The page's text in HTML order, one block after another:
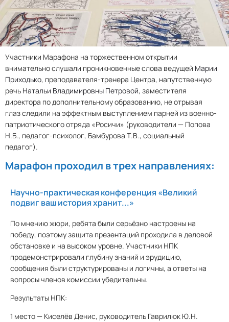
Участники Марафона на торжественном открытии
внимательно слушали проникновенные слова ведущей Марии
Приходько, преподавателя-тренера Центра, напутственную
речь Натальи Владимировны Петровой, заместителя
директора по дополнительному образованию, не отрывая
глаз следили на эффектным выступлением парней из военно-
патриотического отряда «Росичи» (руководители — Попова
Н.Б., педагог-психолог, Бамбурова Т.В., социальный
педагог).
Марафон проходил в трех направлениях:
Научно-практическая конференция «Великий
подвиг ваш история хранит...»
По мнению жюри, ребята были серьёзно настроены на
победу, поэтому защита презентаций проходила в деловой
обстановке и на высоком уровне. Участники НПК
продемонстрировали глубину знаний и эрудицию,
сообщения были структурированы и логичны, а ответы на
вопросы членов комиссии убедительны.
Результаты НПК:
1 место — Киселёв Денис, руководитель Гаврилюк Ю.Н.